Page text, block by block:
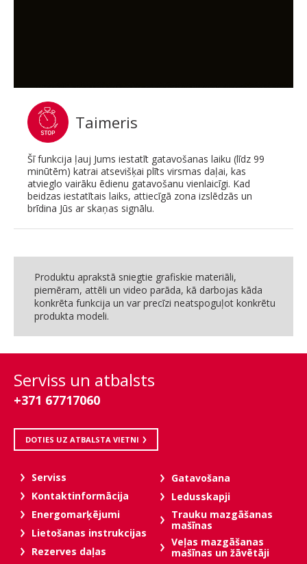
Taimeris
Šī funkcija ļauj Jums iestatīt gatavošanas laiku (līdz 99
minūtēm) katrai atsevišķai plīts virsmas daļai, kas
atvieglo vairāku ēdienu gatavošanu vienlaicīgi. Kad
beidzas iestatītais laiks, attiecīgā zona izslēdzās un
brīdina Jūs ar skaņas signālu.
Produktu aprakstā sniegtie grafiskie materiāli,
piemēram, attēli un video parāda, kā darbojas kāda
konkrēta funkcija un var precīzi neatspoguļot konkrētu
produkta modeli.
Serviss un atbalsts
+371 67717060
DOTIES UZ ATBALSTA VIETNI
Serviss
Kontaktinformācija
Energomarķējumi
Lietošanas instrukcijas
Rezerves daļas
Gatavošana
Ledusskapji
Trauku mazgāšanas
mašīnas
Veļas mazgāšanas
mašīnas un žāvētāji